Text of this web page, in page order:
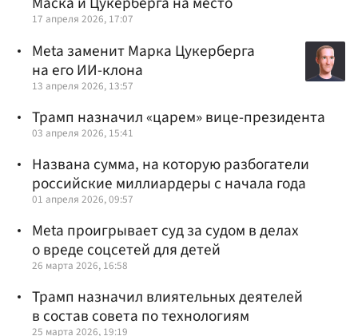
17 апреля 2026, 17:07
Meta заменит Марка Цукерберга
на его ИИ-клона
13 апреля 2026, 13:57
Трамп назначил «царем» вице-президента
03 апреля 2026, 15:41
Названа сумма, на которую разбогатели
российские миллиардеры с начала года
01 апреля 2026, 09:57
Meta проигрывает суд за судом в делах
о вреде соцсетей для детей
26 марта 2026, 16:58
Трамп назначил влиятельных деятелей
в состав совета по технологиям
25 марта 2026, 19:19